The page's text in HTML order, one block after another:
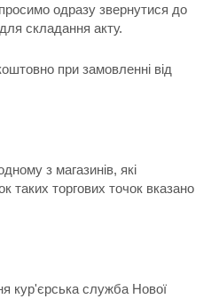
одразу звернутися до
складання акту.
при замовленні від
з магазинів, які
таких торгових точок вказано
кур'єрська служба Нової